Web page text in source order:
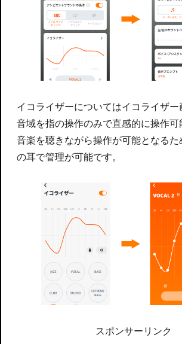
イコライザーについてはイコライザー
音域を指の操作のみで直感的に操作可
音楽を聴きながら操作が可能となる
の耳で管理が可能です。
スポンサーリンク